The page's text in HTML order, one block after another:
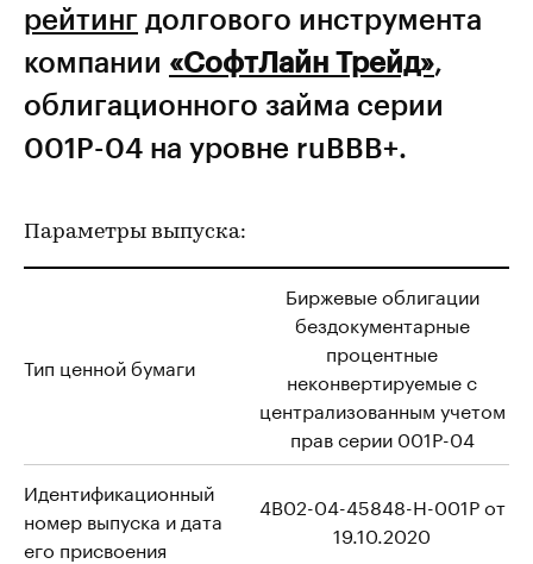
рейтинг долгового инструмента
компании «СофтЛайн Трейд»,
облигационного займа серии
001P-04 на уровне ruBBB+.
Параметры выпуска:
Тип ценной бумаги
Биржевые облигации
бездокументарные
процентные
неконвертируемые с
централизованным учетом
прав серии 001P-04
Идентификационный
номер выпуска и дата
его присвоения
4B02-04-45848-H-001P от
19.10.2020